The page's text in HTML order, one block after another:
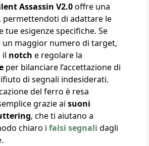
Assassin V2.0offre una
permettendoti di adattare le
tue esigenze specifiche. Se
un maggior numero di target,
il notch e regolare la
per bilanciare l’accettazione di
di segnali indesiderati.
del ferro è resa
grazie ai suoni
, che ti aiutano a
chiaro i falsi segnali dagli